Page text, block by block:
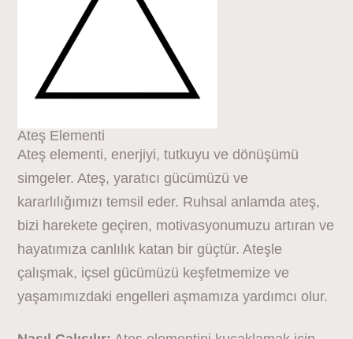
Ateş Elementi
Ateş elementi, enerjiyi, tutkuyu ve dönüşümü
simgeler. Ateş, yaratıcı gücümüzü ve
kararlılığımızı temsil eder. Ruhsal anlamda ateş,
bizi harekete geçiren, motivasyonumuzu artıran ve
hayatımıza canlılık katan bir güçtür. Ateşle
çalışmak, içsel gücümüzü keşfetmemize ve
yaşamımızdaki engelleri aşmamıza yardımcı olur.